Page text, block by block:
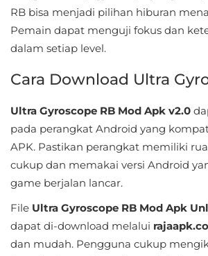
Video
Players
&
Editors
Weather
Rekomendasi
RB bisa menjadi pilihan hiburan
Pemain dapat menguji fokus dan
dalam setiap level.
Cara Download Ultra
Ultra Gyroscope RB Mod Apk v2.0
pada perangkat Android yang
APK. Pastikan perangkat memiliki
cukup dan memakai versi Android
game berjalan lancar.
File Ultra Gyroscope RB Mod Apk
dapat di-download melalui
dan mudah. Pengguna cukup